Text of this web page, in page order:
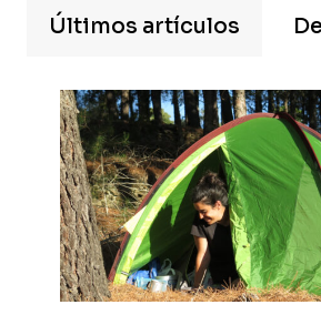
Últimos artículos